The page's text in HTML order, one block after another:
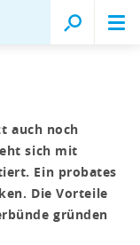
auch noch
sich mit
Ein probates
Die Vorteile
gründen